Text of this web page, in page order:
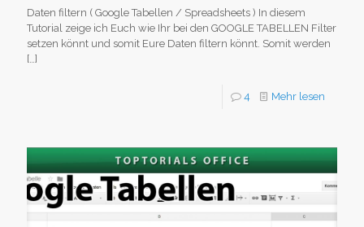
Daten filtern ( Google Tabellen / Spreadsheets ) In diesem
Tutorial zeige ich Euch wie Ihr bei den GOOGLE TABELLEN Filter
setzen könnt und somit Eure Daten filtern könnt. Somit werden
[…]
4 Mehr lesen